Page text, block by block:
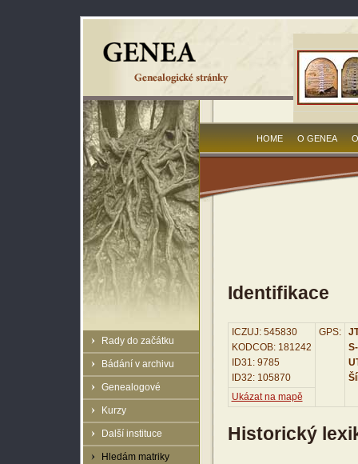
Rady do začátku
Bádání v archivu
Genealogové
Kurzy
Další instituce
Hledám matriky
HOME O GENEA
Identifikace
ICZUJ: 545830
KODCOB: 181242
ID31: 9785
ID32: 105870
GPS:
Ukázat na mapě
Historický